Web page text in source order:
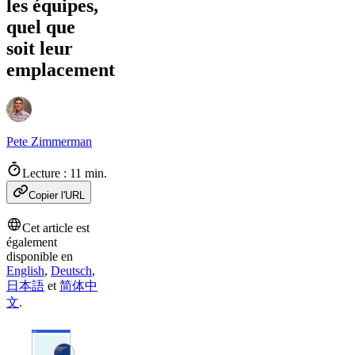
les équipes,
quel que
soit leur
emplacement
Pete Zimmerman
Lecture : 11 min.
Copier l'URL
Cet article est
également
disponible en
English, Deutsch,
日本語 et 简体中
文.